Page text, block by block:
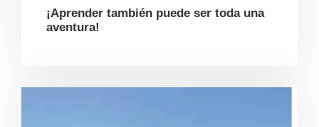
¡Aprender también puede ser toda una
aventura!